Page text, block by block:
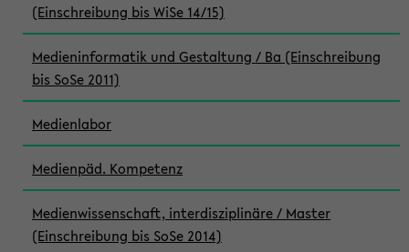
(Einschreibung bis WiSe 14/15)
Medieninformatik und Gestaltung / Ba (Einschreibung
bis SoSe 2011)
Medienlabor
Medienpäd. Kompetenz
Medienwissenschaft, interdisziplinäre / Master
(Einschreibung bis SoSe 2014)